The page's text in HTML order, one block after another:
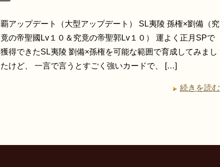
覇アップデート（大型アップデート） SL夷陵 孫権×劉備（究
竟の帝聖國Lv１０＆究竟の帝聖郭Lv１０） 運よく正月SPで
獲得できたSL夷陵 劉備×孫権を可能な範囲で育成してみまし
たけど、 一言で言うとすごく強いカードで、 […]
続きを読む